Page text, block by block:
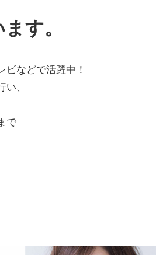
す。
などで活躍中！
、
で